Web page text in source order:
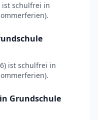
ist schulfrei in
ist schulfrei in
Grundschule